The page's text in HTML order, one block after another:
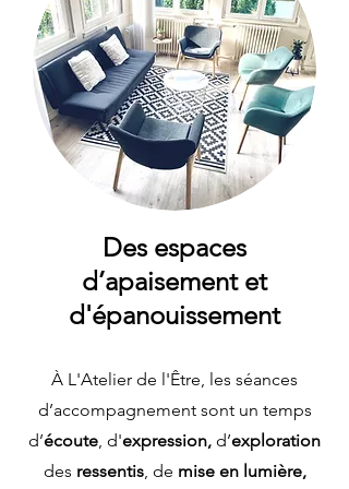
Des espaces
d’apaisement et
d'épanouissement
À L'Atelier de l'Être, les séances
d’accompagnement sont un temps
d’écoute, d'expression, d’exploration
des ressentis, de mise en lumière,